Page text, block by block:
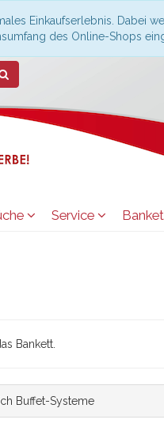
Einkaufserlebnis. Dabei
des Online-Shops
Service
Bankett.
Buffet-Systeme